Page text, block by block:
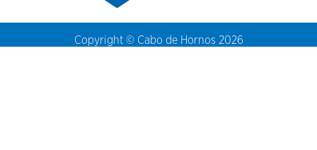
Copyright © Cabo de Hornos 2026